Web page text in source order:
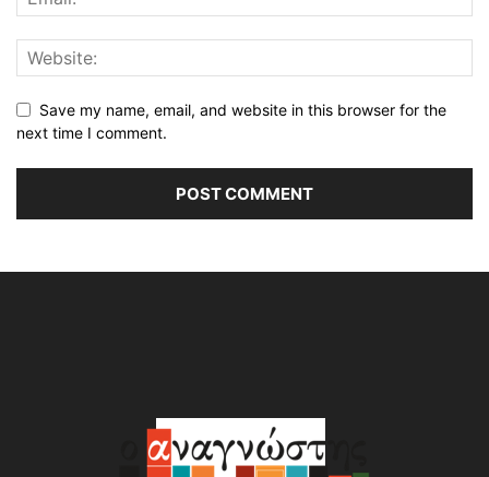
Save my name, email, and website in this browser for the
next time I comment.